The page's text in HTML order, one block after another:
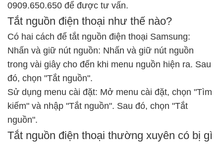
0909.650.650 để được tư vấn.
Tắt nguồn điện thoại như thế nào?
Có hai cách để tắt nguồn điện thoại Samsung:
Nhấn và giữ nút nguồn: Nhấn và giữ nút nguồn
trong vài giây cho đến khi menu nguồn hiện ra. Sau
đó, chọn "Tắt nguồn".
Sử dụng menu cài đặt: Mở menu cài đặt, chọn "Tìm
kiếm" và nhập "Tắt nguồn". Sau đó, chọn "Tắt
nguồn".
Tắt nguồn điện thoại thường xuyên có bị gì